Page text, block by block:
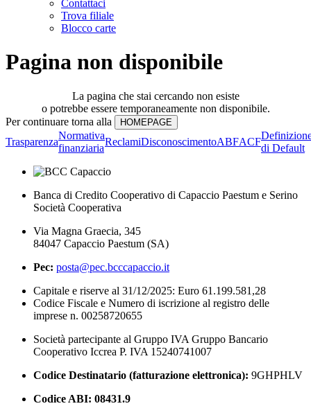
Contattaci
Trova filiale
Blocco carte
Pagina non disponibile
La pagina che stai cercando non esiste
o potrebbe essere temporaneamente non disponibile.
Per continuare torna alla
Trasparenza
Normativa
finanziaria
ReclamiDisconoscimentoABFACF
di Default
Banca di Credito Cooperativo di Capaccio Paestum e Serino
Società Cooperativa
Via Magna Graecia, 345
84047 Capaccio Paestum (SA)
Pec: posta@pec.bcccapaccio.it
Capitale e riserve al 31/12/2025: Euro 61.199.581,28
Codice Fiscale e Numero di iscrizione al registro delle
imprese n. 00258720655
Società partecipante al Gruppo IVA Gruppo Bancario
Cooperativo Iccrea P. IVA 15240741007
Codice Destinatario (fatturazione elettronica): 9GHPHLV
Codice ABI: 08431.9